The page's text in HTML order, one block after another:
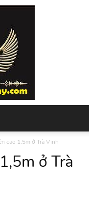
cao 1,5m ở Trà Vinh
ở Trà